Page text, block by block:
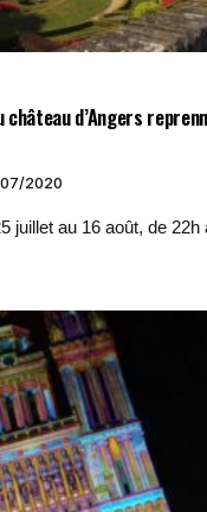
d’Angers
2020
juillet au 16 août, de 22h